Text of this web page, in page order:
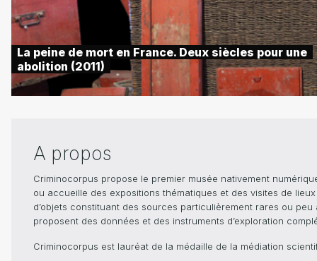
La peine de mort en France. Deux siècles pour une
abolition (2011)
A propos
Criminocorpus propose le premier musée nativement
ou accueille des expositions thématiques et des visites de
d’objets constituant des sources particulièrement rares ou
proposent des données et des instruments d’exploration
Criminocorpus est lauréat de la médaille de la médiation